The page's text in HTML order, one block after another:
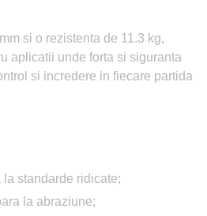
si o rezistenta de 11.3 kg,
aplicatii unde forta si siguranta
si incredere in fiecare partida
standarde ridicate;
la abraziune;